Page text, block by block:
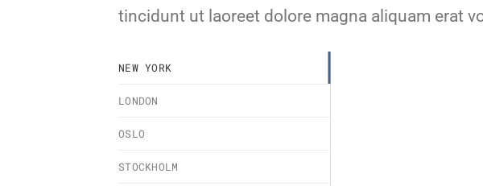
tincidunt ut laoreet dolore magna aliquam erat
NEW YORK
LONDON
OSLO
STOCKHOLM